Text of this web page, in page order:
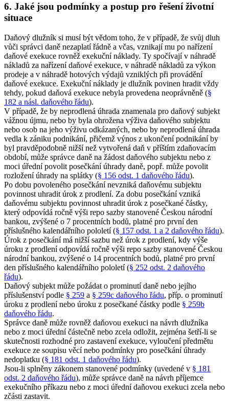
6. Jaké jsou podmínky a postup pro řešení životní
situace
Daňový dlužník si musí být vědom toho, že v případě, že svůj dluh
vůči správci daně nezaplatí řádně a včas, vznikají mu po nařízení
daňové exekuce rovněž exekuční náklady. Ty spočívají v náhradě
nákladů za nařízení daňové exekuce, v náhradě nákladů za výkon
prodeje a v náhradě hotových výdajů vzniklých při provádění
daňové exekuce. Exekuční náklady je dlužník povinen hradit vždy
tehdy, pokud daňová exekuce nebyla provedena neoprávněně (§
182 a násl. daňového řádu).
V případě, že by neprodlená úhrada znamenala pro daňový subjekt
vážnou újmu, nebo by byla ohrožena výživa daňového subjektu
nebo osob na jeho výživu odkázaných, nebo by neprodlená úhrada
vedla k zániku podnikání, přičemž výnos z ukončení podnikání by
byl pravděpodobně nižší než vytvořená daň v příštím zdaňovacím
období, může správce daně na žádost daňového subjektu nebo z
moci úřední povolit posečkání úhrady daně, popř. může povolit
rozložení úhrady na splátky (§ 156 odst. 1 daňového řádu).
Po dobu povoleného posečkání nevzniká daňovému subjektu
povinnost uhradit úrok z prodlení. Za dobu posečkání vzniká
daňovému subjektu povinnost uhradit úrok z posečkané částky,
který odpovídá ročně výši repo sazby stanovené Českou národní
bankou, zvýšené o 7 procentních bodů, platné pro první den
příslušného kalendářního pololetí (§ 157 odst. 1 a 2 daňového řádu).
Úrok z posečkání má nižší sazbu než úrok z prodlení, kdy výše
úroku z prodlení odpovídá ročně výši repo sazby stanovené Českou
národní bankou, zvýšené o 14 procentních bodů, platné pro první
den příslušného kalendářního pololetí (§ 252 odst. 2 daňového
řádu).
Daňový subjekt může požádat o prominutí daně nebo jejího
příslušenství podle § 259 a § 259c daňového řádu, příp. o prominutí
úroku z prodlení nebo úroku z posečkané částky podle § 259b
daňového řádu.
Správce daně může rovněž daňovou exekuci na návrh dlužníka
nebo z moci úřední částečně nebo zcela odložit, zejména šetří-li se
skutečnosti rozhodné pro zastavení exekuce, vyloučení předmětu
exekuce ze soupisu věcí nebo podmínky pro posečkání úhrady
nedoplatku (§ 181 odst. 1 daňového řádu).
Jsou-li splněny zákonem stanovené podmínky (uvedené v § 181
odst. 2 daňového řádu), může správce daně na návrh příjemce
exekučního příkazu nebo z moci úřední daňovou exekuci zcela nebo
zčásti zastavit.